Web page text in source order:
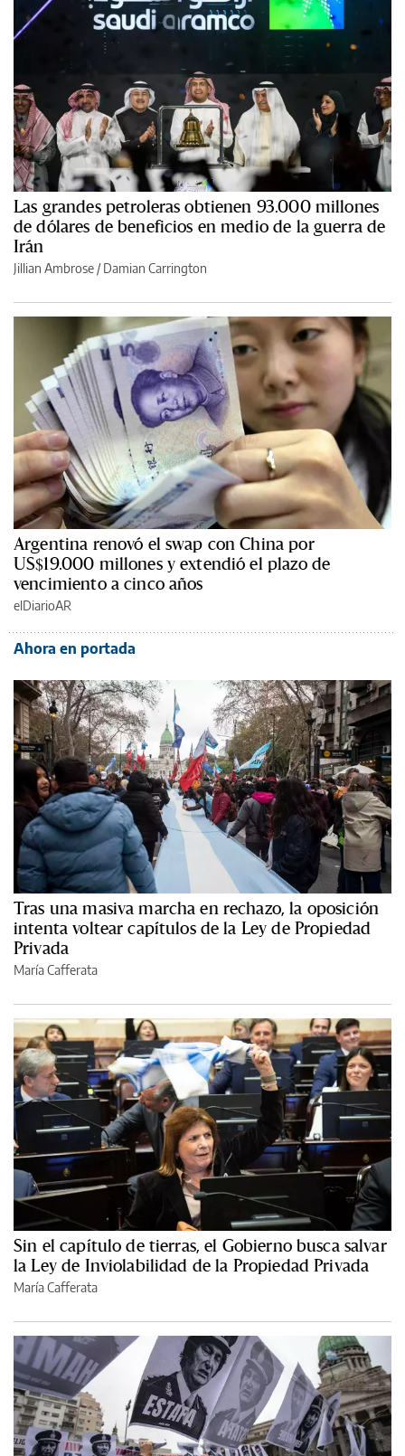
Las grandes petroleras obtienen 93.000 millones
de dólares de beneficios en medio de la guerra de
Irán
Jillian Ambrose / Damian Carrington
Argentina renovó el swap con China por
US$19.000 millones y extendió el plazo de
vencimiento a cinco años
elDiarioAR
Ahora en portada
Tras una masiva marcha en rechazo, la oposición
intenta voltear capítulos de la Ley de Propiedad
Privada
María Cafferata
Sin el capítulo de tierras, el Gobierno busca salvar
la Ley de Inviolabilidad de la Propiedad Privada
María Cafferata